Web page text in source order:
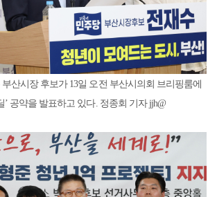
산시장 후보가 13일 오전 부산시의회 브리핑룸에
’ 공약을 발표하고 있다. 정종회 기자 jjh@